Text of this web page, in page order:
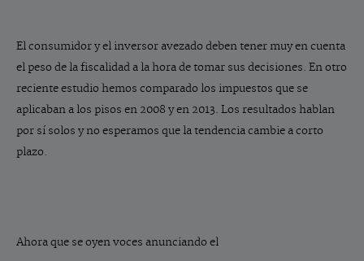
El consumidor y el inversor avezado deben tener muy en cuenta
el peso de la fiscalidad a la hora de tomar sus decisiones. En otro
reciente estudio hemos comparado los impuestos que se
aplicaban a los pisos en 2008 y en 2013. Los resultados hablan
por sí solos y no esperamos que la tendencia cambie a corto
plazo.
Ahora que se oyen voces anunciando el